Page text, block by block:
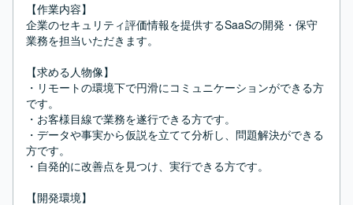
【作業内容】
企業のセキュリティ評価情報を提供するSaaSの開発・保守
業務を担当いただきます。
【求める人物像】
・リモートの環境下で円滑にコミュニケーションができる方
です。
・お客様目線で業務を遂行できる方です。
・データや事実から仮説を立てて分析し、問題解決ができる
方です。
・自発的に改善点を見つけ、実行できる方です。
【開発環境】